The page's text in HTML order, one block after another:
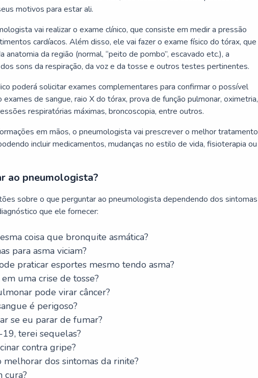
motivos para estar ali.
vai realizar o exame clínico, que consiste em medir a pressão
cardíacos. Além disso, ele vai fazer o exame físico do tórax, que
anatomia da região (normal, “peito de pombo”, escavado etc.), a
sons da respiração, da voz e da tosse e outros testes pertinentes.
poderá solicitar exames complementares para confirmar o possível
exames de sangue, raio X do tórax, prova de função pulmonar, oximetria,
respiratórias máximas, broncoscopia, entre outros.
em mãos, o pneumologista vai prescrever o melhor tratamento
incluir medicamentos, mudanças no estilo de vida, fisioterapia ou
ao pneumologista?
sobre o que perguntar ao pneumologista dependendo dos sintomas
que ele fornecer:
coisa que bronquite asmática?
para asma viciam?
praticar esportes mesmo tendo asma?
uma crise de tosse?
pode virar câncer?
é perigoso?
se eu parar de fumar?
terei sequelas?
contra gripe?
melhorar dos sintomas da rinite?
cura?